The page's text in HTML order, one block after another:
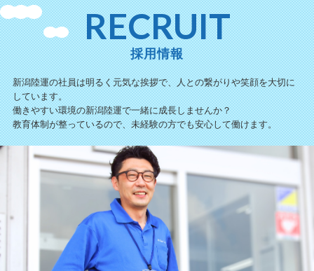
RECRUIT
採用情報
新潟陸運の社員は明るく元気な挨拶で、人との繋がりや笑顔を大切に
しています。
働きやすい環境の新潟陸運で一緒に成長しませんか？
教育体制が整っているので、未経験の方でも安心して働けます。